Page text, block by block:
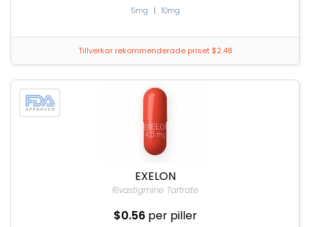
5mg | 10mg
Tillverkar rekommenderade priset $2.48
EXELON
Rivastigmine Tartrate
$0.56 per piller